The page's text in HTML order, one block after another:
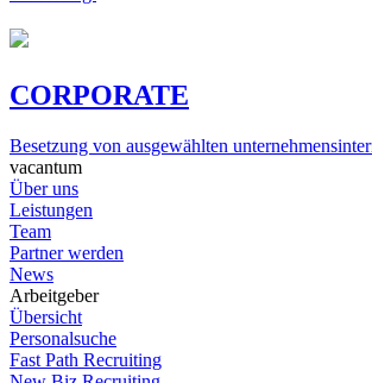
CORPORATE
Besetzung von ausgewählten
vacantum
Über uns
Leistungen
Team
Partner werden
News
Arbeitgeber
Übersicht
Personalsuche
Fast Path Recruiting